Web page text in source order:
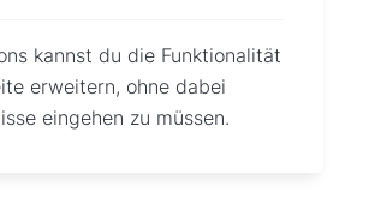
kannst du die Funktionalität
erweitern, ohne dabei
eingehen zu müssen.